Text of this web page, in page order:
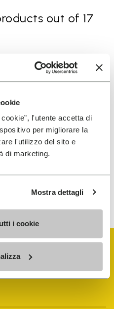
l'utente accetta di
per migliorare la
l'utilizzo del sito e
di marketing.
Mostra dettagli
i cookie
out of 17
LE NOSTRE ULTIME
di Vibram e
dei miei dati personali
personalizzate
annullare l'iscrizione in